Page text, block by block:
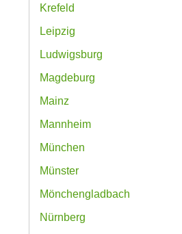
Krefeld
Leipzig
Ludwigsburg
Magdeburg
Mainz
Mannheim
München
Münster
Mönchengladbach
Nürnberg